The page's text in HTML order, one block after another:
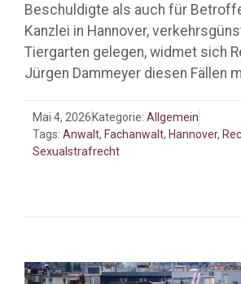
Beschuldigte als auch für
Kanzlei in Hannover,
Tiergarten gelegen, widmet sich
Jürgen Dammeyer diesen Fällen
Mai 4, 2026 Kategorie: Allgemein
Tags: Anwalt, Fachanwalt, Hannover,
Sexualstrafrecht